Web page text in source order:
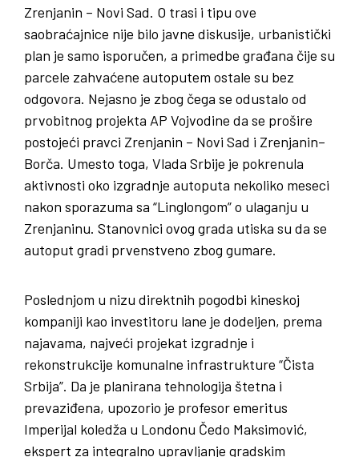
Zrenjanin – Novi Sad. O trasi i tipu ove
saobraćajnice nije bilo javne diskusije, urbanistički
plan je samo isporučen, a primedbe građana čije su
parcele zahvaćene autoputem ostale su bez
odgovora. Nejasno je zbog čega se odustalo od
prvobitnog projekta AP Vojvodine da se prošire
postojeći pravci Zrenjanin – Novi Sad i Zrenjanin–
Borča. Umesto toga, Vlada Srbije je pokrenula
aktivnosti oko izgradnje autoputa nekoliko meseci
nakon sporazuma sa “Linglongom” o ulaganju u
Zrenjaninu. Stanovnici ovog grada utiska su da se
autoput gradi prvenstveno zbog gumare.
Poslednjom u nizu direktnih pogodbi kineskoj
kompaniji kao investitoru lane je dodeljen, prema
najavama, najveći projekat izgradnje i
rekonstrukcije komunalne infrastrukture “Čista
Srbija”. Da je planirana tehnologija štetna i
prevaziđena, upozorio je profesor emeritus
Imperijal koledža u Londonu Čedo Maksimović,
ekspert za integralno upravljanje gradskim